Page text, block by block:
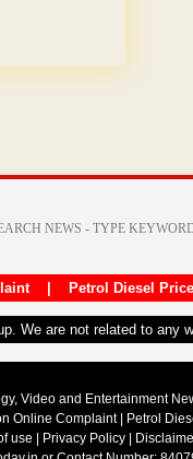
| Petrol Diesel
We are not related to any
Video and Entertainment
Online Complaint|
Petrol
use Privacy Policy